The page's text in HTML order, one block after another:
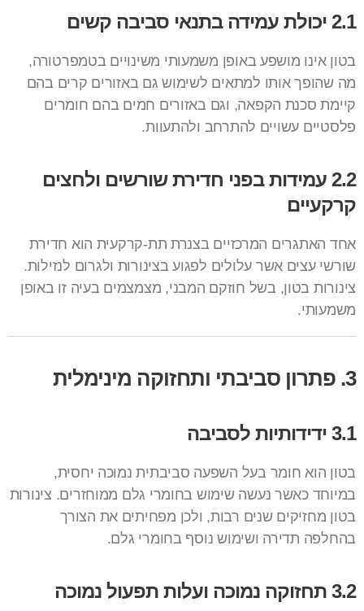
2.1 יכולת עמידה בתנאי סביבה קשים
בטון אינו מושפע באופן משמעותי משינויים בטמפרטורה,
מה שהופך אותו למתאים לשימוש גם באזורים קרים בהם
קיימת סכנת הקפאה, וגם באזורים חמים בהם חומרים
פלסטיים עשויים להתרחב ולהתעוות.
2.2 עמידות בפני חדירת שורשים ולחצים
קרקעיים
אחד האתגרים המרכזיים בצנרת תת-קרקעית הוא חדירת
שורשי עצים אשר עלולים לפגוע בצינורות ולגרום לנזילות.
צינורות בטון, בשל חוזקם המבני, מצמצמים בעיה זו באופן
משמעותי.
3. פתרון סביבתי ותחזוקה מינימלית
3.1 ידידותיות לסביבה
בטון הוא חומר בעל השפעה סביבתית נמוכה יחסית,
במיוחד כאשר נעשה שימוש בחומרי גלם ממוחזרים. צינורות
בטון מחזיקים שנים רבות, ולכן מפחיתים את הצורך
בהחלפה תדירה ושימוש נוסף בחומרי גלם.
3.2 תחזוקה נמוכה ועלות תפעול נמוכה